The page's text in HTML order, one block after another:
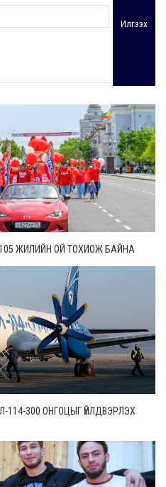
Илгээх
ЖИЛИЙН ОЙ ТОХИОЖ БАЙНА
114-300 ОНГОЦЫГ ҮЙЛДВЭРЛЭХ